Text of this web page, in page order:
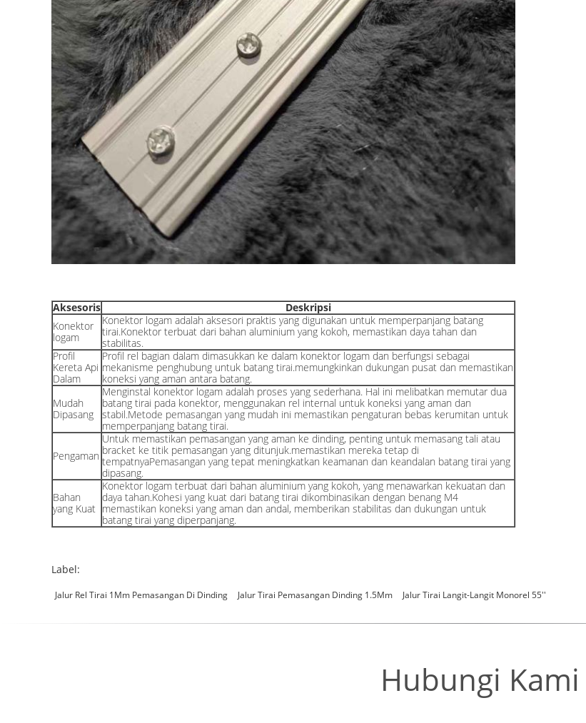
Aksesoris
Deskripsi
Konektor
logam
Konektor logam adalah aksesori praktis yang digunakan untuk memperpanjang batang
tirai.Konektor terbuat dari bahan aluminium yang kokoh, memastikan daya tahan dan
stabilitas.
Profil
Kereta Api
Dalam
Profil rel bagian dalam dimasukkan ke dalam konektor logam dan berfungsi sebagai
mekanisme penghubung untuk batang tirai.memungkinkan dukungan pusat dan memastikan
koneksi yang aman antara batang.
Mudah
Dipasang
Menginstal konektor logam adalah proses yang sederhana. Hal ini melibatkan memutar dua
batang tirai pada konektor, menggunakan rel internal untuk koneksi yang aman dan
stabil.Metode pemasangan yang mudah ini memastikan pengaturan bebas kerumitan untuk
memperpanjang batang tirai.
Pengaman
Untuk memastikan pemasangan yang aman ke dinding, penting untuk memasang tali atau
bracket ke titik pemasangan yang ditunjuk.memastikan mereka tetap di
tempatnyaPemasangan yang tepat meningkatkan keamanan dan keandalan batang tirai yang
dipasang.
Bahan
yang Kuat
Konektor logam terbuat dari bahan aluminium yang kokoh, yang menawarkan kekuatan dan
daya tahan.Kohesi yang kuat dari batang tirai dikombinasikan dengan benang M4
memastikan koneksi yang aman dan andal, memberikan stabilitas dan dukungan untuk
batang tirai yang diperpanjang.
Label:
Jalur Rel Tirai 1Mm Pemasangan Di Dinding Jalur Tirai Pemasangan Dinding 1.5Mm Jalur Tirai Langit-Langit Monorel 55''
Hubungi Kami